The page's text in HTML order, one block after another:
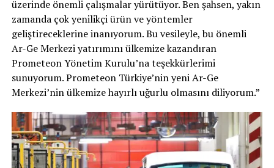
üzerinde önemli çalışmalar yürütüyor. Ben şahsen, yakın
zamanda çok yenilikçi ürün ve yöntemler
geliştireceklerine inanıyorum. Bu vesileyle, bu önemli
Ar-Ge Merkezi yatırımını ülkemize kazandıran
Prometeon Yönetim Kurulu’na teşekkürlerimi
sunuyorum. Prometeon Türkiye’nin yeni Ar-Ge
Merkezi’nin ülkemize hayırlı uğurlu olmasını diliyorum.”